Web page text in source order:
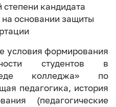
кандидата
на основании защиты
условия формирования
студентов в
колледжа» по
педагогика, история
(педагогические